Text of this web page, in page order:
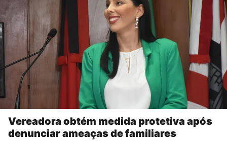
Vereadora obtém medida protetiva após
denunciar ameaças de familiares